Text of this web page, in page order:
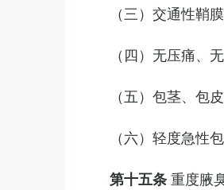
（三）交通性鞘
（四）无压痛、
（五）包茎、包
（六）轻度急性
第十五条重度腋